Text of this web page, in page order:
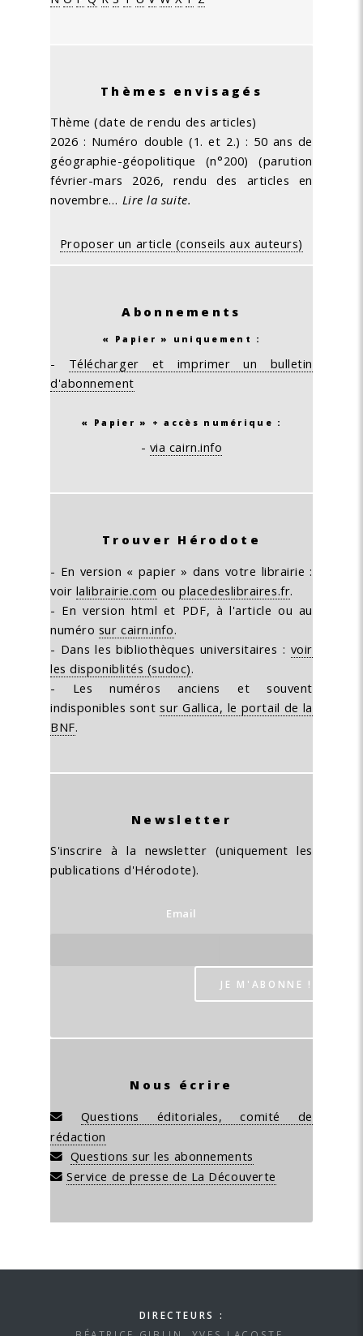
Thèmes envisagés
Thème (date de rendu des articles)
2026 : Numéro double (1. et 2.) : 50 ans de
géographie-géopolitique (n°200) (parution
février-mars 2026, rendu des articles en
novembre… Lire la suite.
Proposer un article (conseils aux auteurs)
Abonnements
« Papier » uniquement :
- Télécharger et imprimer un bulletin
d'abonnement
« Papier » + accès numérique :
- via cairn.info
Trouver Hérodote
- En version « papier » dans votre librairie :
voir lalibrairie.com ouplacedeslibraires.fr.
- En version html et PDF, à l'article ou au
numéro sur cairn.info.
- Dans les bibliothèques universitaires : voir
les disponiblités (sudoc).
- Les numéros anciens et souvent
indisponibles sontsur Gallica, le portail de la
BNF.
Newsletter
S'inscrire à la newsletter (uniquement les
publications d'Hérodote).
Email
Nous écrire
Questions éditoriales, comité de
rédaction
Questions sur les abonnements
Service de presse de La Découverte
DIRECTEURS :